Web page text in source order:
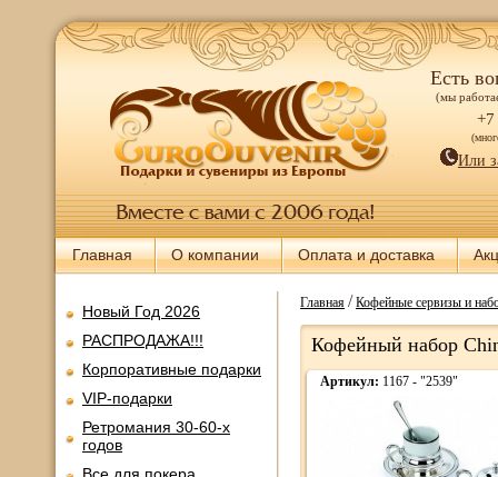
Есть
(мы
+7
Или
Главная О компании Оплата и доставка
Новый Год 2026
РАСПРОДАЖА!!!
Корпоративные подарки
VIP-подарки
Ретромания 30-60-х
годов
Главная/Кофейные сервизы и
Кофейный набор
Артикул: 1167 - "2539"